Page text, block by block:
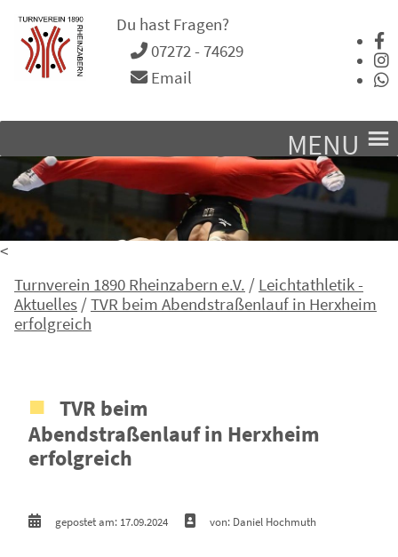
Du hast Fragen?
07272 - 74629
Email
MENU
<
Turnverein 1890 Rheinzabern e.V. / Leichtathletik -
Aktuelles /TVR beim Abendstraßenlauf in Herxheim
erfolgreich
TVR beim
Abendstraßenlauf in Herxheim
erfolgreich
gepostet am: 17.09.2024 von: Daniel Hochmuth